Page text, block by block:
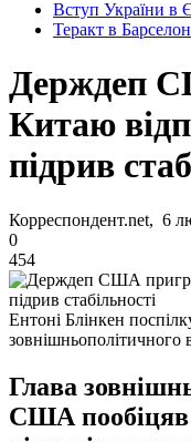
Вступ України в
Теракт в
Держдеп
Китаю
підрив
Корреспондент.net, 6
0
454
Ентоні Блінкен
зовнішньополітичного
Глава
США